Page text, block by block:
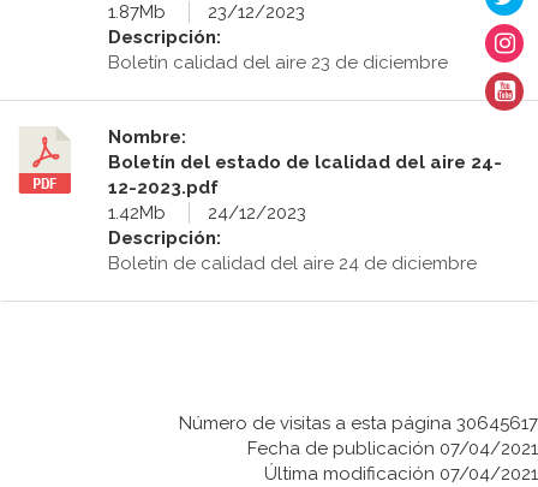
1.87Mb
23/12/2023
Descripción:
Boletín calidad del aire 23 de diciembre
Nombre:
Boletín del estado de lcalidad del aire 24-
12-2023.pdf
1.42Mb
24/12/2023
Descripción:
Boletín de calidad del aire 24 de diciembre
Número de visitas a esta página 30645617
Fecha de publicación 07/04/2021
Última modificación 07/04/2021